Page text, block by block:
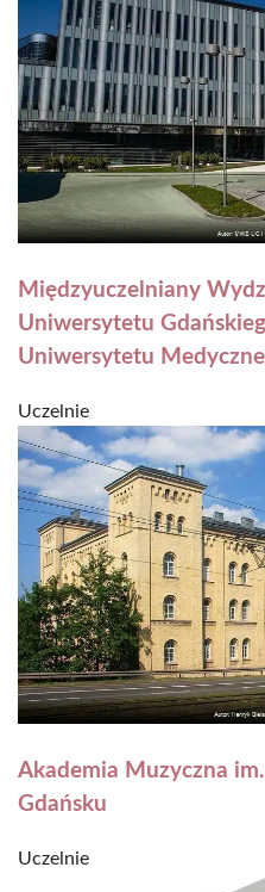
Międzyuczelniany
Uniwersytetu
Uniwersytetu
Uczelnie
Akademia Muzyczna
Gdańsku
Uczelnie